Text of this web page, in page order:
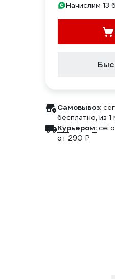
Начислим 13
Самовывоз:
бесплатно, из 1
Курьером:
от 290 ₽